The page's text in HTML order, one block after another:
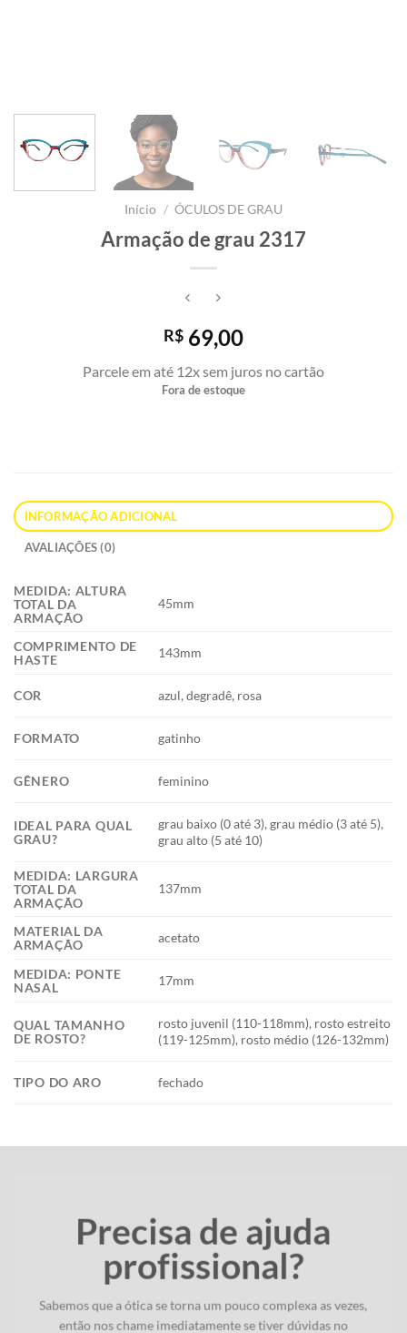
Início / ÓCULOS DE GRAU
Armação de grau 2317
R$ 69,00
Parcele em até 12x sem juros no cartão
Fora de estoque
INFORMAÇÃO ADICIONAL
AVALIAÇÕES (0)
MEDIDA: ALTURA
TOTAL DA
ARMAÇÃO
45mm
COMPRIMENTO DE
HASTE
143mm
COR azul, degradê, rosa
FORMATO gatinho
GÊNERO feminino
IDEAL PARA QUAL
GRAU?
grau baixo (0 até 3), grau médio (3 até 5),
grau alto (5 até 10)
MEDIDA: LARGURA
TOTAL DA
ARMAÇÃO
137mm
MATERIAL DA
ARMAÇÃO
acetato
MEDIDA: PONTE
NASAL
17mm
QUAL TAMANHO
DE ROSTO?
rosto juvenil (110-118mm), rosto estreito
(119-125mm), rosto médio (126-132mm)
TIPO DO ARO fechado
Precisa de ajuda
profissional?
Sabemos que a ótica se torna um pouco complexa as vezes,
então nos chame imediatamente se tiver dúvidas no